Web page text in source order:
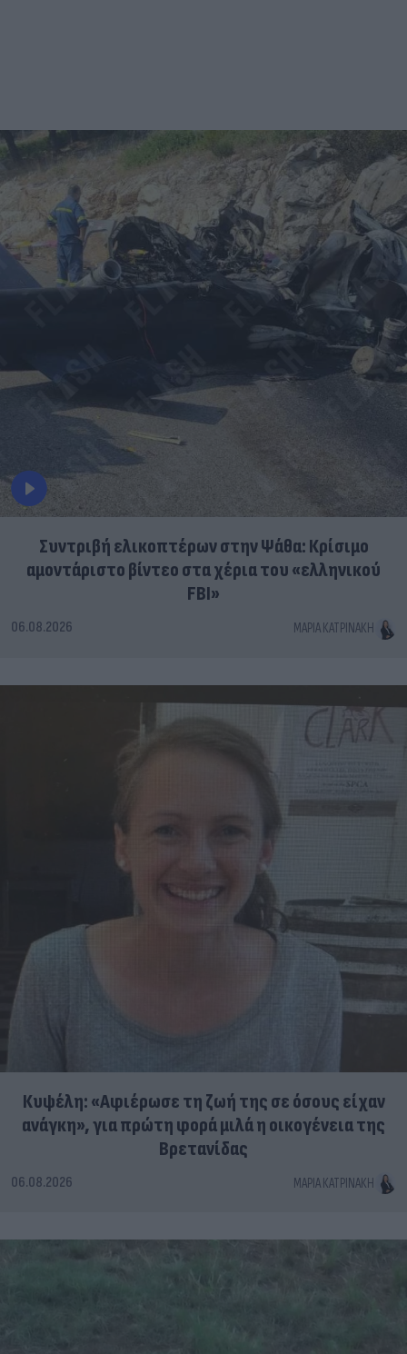
Συντριβή ελικοπτέρων στην Ψάθα: Κρίσιμο
αμοντάριστο βίντεο στα χέρια του «ελληνικού
FBI»
06.08.2026 ΜΑΡΊΑ ΚΑΤΡΙΝΆΚΗ
Κυψέλη: «Αφιέρωσε τη ζωή της σε όσους είχαν
ανάγκη», για πρώτη φορά μιλά η οικογένεια της
Βρετανίδας
06.08.2026 ΜΑΡΊΑ ΚΑΤΡΙΝΆΚΗ